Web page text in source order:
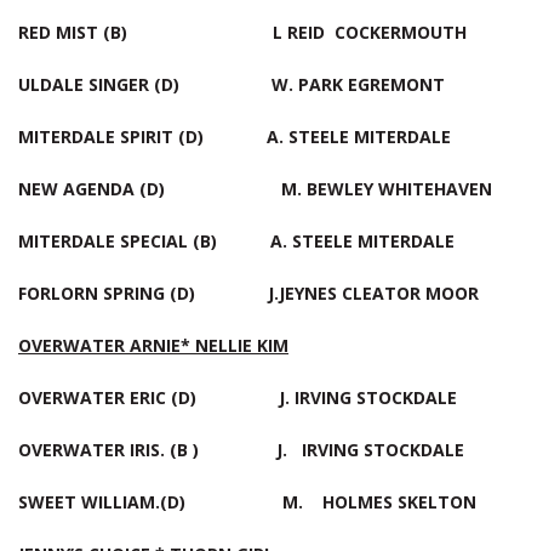
RED MIST (B) L REID COCKERMOUTH
ULDALE SINGER (D) W. PARK EGREMONT
MITERDALE SPIRIT (D) A. STEELE MITERDALE
NEW AGENDA (D) M. BEWLEY WHITEHAVEN
MITERDALE SPECIAL (B) A. STEELE MITERDALE
FORLORN SPRING (D) J.JEYNES CLEATOR MOOR
OVERWATER ARNIE* NELLIE KIM
OVERWATER ERIC (D) J. IRVING STOCKDALE
OVERWATER IRIS. (B ) J. IRVING STOCKDALE
SWEET WILLIAM.(D) M. HOLMES SKELTON